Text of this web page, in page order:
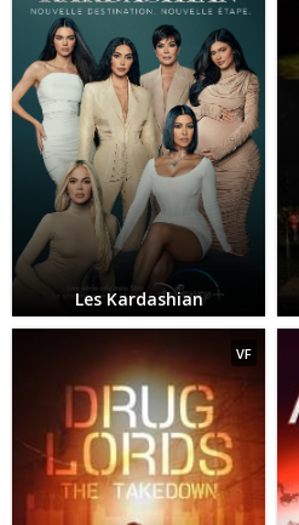
Les Kardashian
VF